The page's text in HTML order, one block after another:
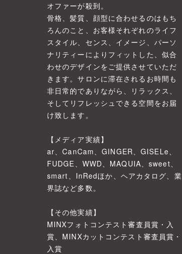
オファーが殺到。
骨格、髪質、顔型に合わせるのはもち
ろんのこと、お客様それぞれのライフ
スタイル、センス、イメージ、パーソ
ナリティーによりフィットした、似合
わせのデザインをご提供させていただ
きます。サロンに滞在されるお時間も
非日常的でありながら、リラックス、
そしてリフレッシュできる空間をお届
け致します。
【メディア実績】
ar、CanCam、GINGER、GISELe、
FUDGE、WWD、MAQUIA、sweet、
smart、InRedほか、ヘアカタログ、業
界誌など多数。
【その他実績】
MINXフォトコンテスト審査員賞・入
賞、MINXカットコンテスト審査員賞・
入賞